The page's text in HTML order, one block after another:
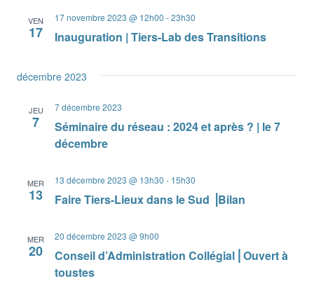
VEN
17 Inauguration | Tiers-Lab des Transitions
17 novembre 2023 @ 12h00 -23h30
décembre 2023
JEU
7
Séminaire du réseau : 2024 et après ? | le 7
décembre
7 décembre 2023
MER
13 Faire Tiers-Lieux dans le Sud ⎟Bilan
13 décembre 2023 @ 13h30 - 15h30
MER
20
Conseil d’Administration Collégial ⎜Ouvert à
toustes
20 décembre 2023 @ 9h00